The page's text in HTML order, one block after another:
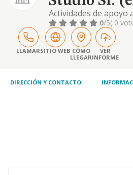
Actividades de apoyo
enseñanza, tanto
distancia, a
institutos,
organizaciones
formación de
organizaciones. ya
0/5( 0
LLAMARSITIO WEB CÓMO
LLEGAR
VER
INFORME
DIRECCIÓN Y CONTACTO